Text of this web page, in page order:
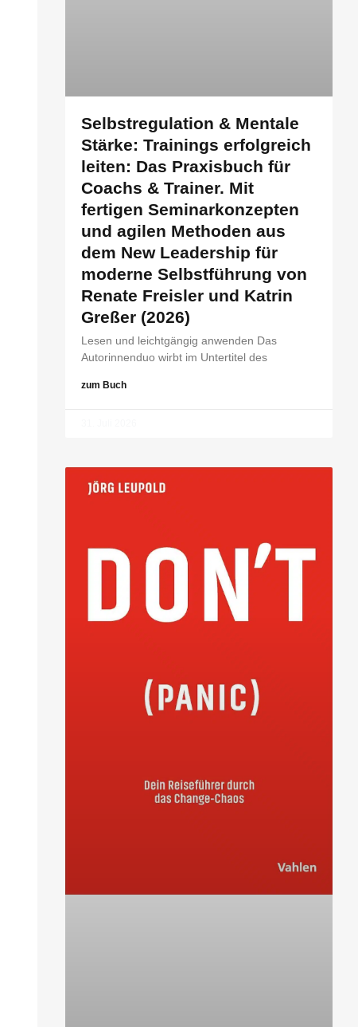
Selbstregulation & Mentale
Stärke: Trainings erfolgreich
leiten: Das Praxisbuch für
Coachs & Trainer. Mit
fertigen Seminarkonzepten
und agilen Methoden aus
dem New Leadership für
moderne Selbstführung von
Renate Freisler und Katrin
Greßer (2026)
Lesen und leichtgängig anwenden Das
Autorinnenduo wirbt im Untertitel des
zum Buch